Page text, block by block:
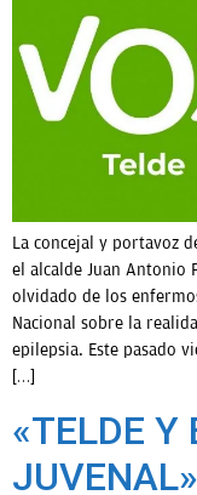
La concejal y portavoz
el alcalde Juan Antonio
olvidado de los
Nacional sobre la
epilepsia. Este pasado
[…]
«TELDE Y
JUVENAL»